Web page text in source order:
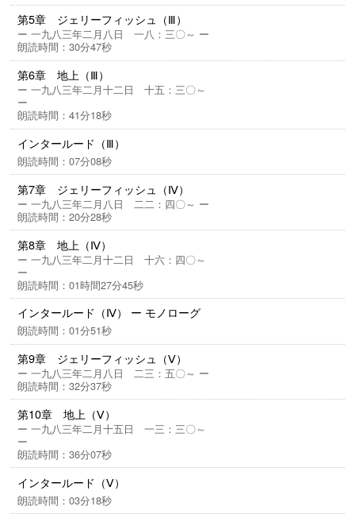
第5章 ジェリーフィッシュ（Ⅲ）
ー 一九八三年二月八日 一八：三〇～ ー
朗読時間：30分47秒
第6章 地上（Ⅲ）
ー 一九八三年二月十二日 十五：三〇～
ー
朗読時間：41分18秒
インタールード（Ⅲ）
朗読時間：07分08秒
第7章 ジェリーフィッシュ（Ⅳ）
ー 一九八三年二月八日 二二：四〇～ ー
朗読時間：20分28秒
第8章 地上（Ⅳ）
ー 一九八三年二月十二日 十六：四〇～
ー
朗読時間：01時間27分45秒
インタールード（Ⅳ） ー モノローグ
朗読時間：01分51秒
第9章 ジェリーフィッシュ（Ⅴ）
ー 一九八三年二月八日 二三：五〇～ ー
朗読時間：32分37秒
第10章 地上（Ⅴ）
ー 一九八三年二月十五日 一三：三〇～
ー
朗読時間：36分07秒
インタールード（Ⅴ）
朗読時間：03分18秒